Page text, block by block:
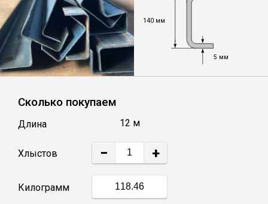
Уголок
Балка
Швеллер
Катанка
140 мм
5 мм
Сколько покупаем
Длина 12 м
Хлыстов − +
Килограмм